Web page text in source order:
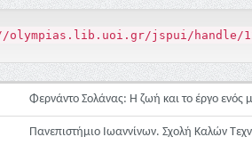
jspui/handle/
Φερνάντο Σολάνας: H ζωή και το έργο ενός
Πανεπιστήμιο Ιωαννίνων. Σχολή Καλών